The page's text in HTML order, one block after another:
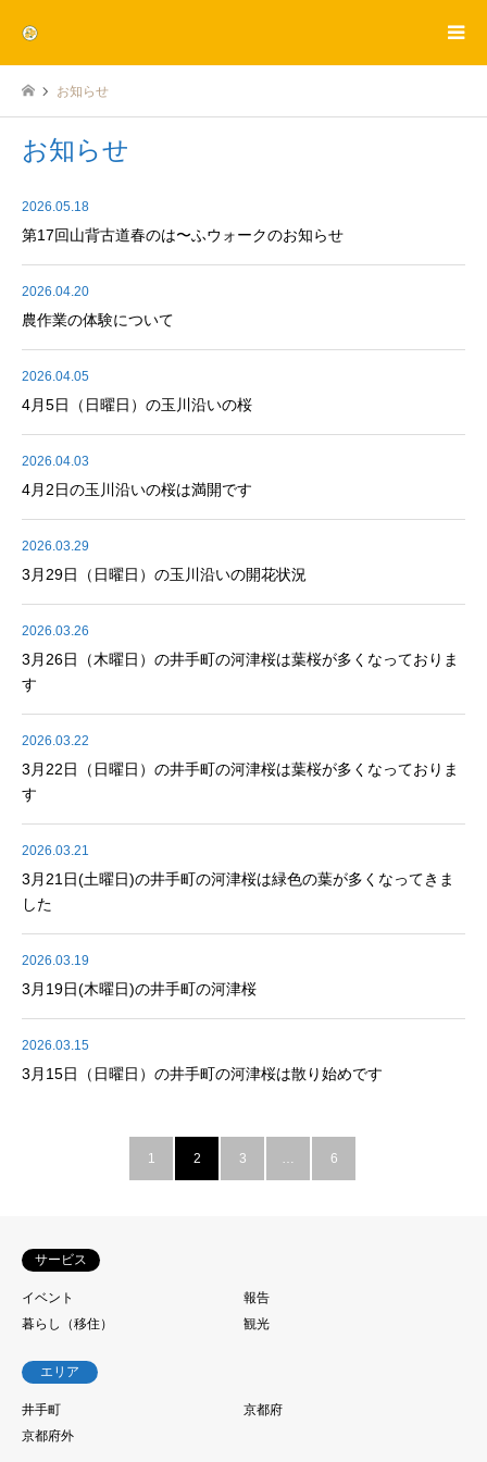
お知らせ
お知らせ
2026.05.18
第17回山背古道春のは〜ふウォークのお知らせ
2026.04.20
農作業の体験について
2026.04.05
4月5日（日曜日）の玉川沿いの桜
2026.04.03
4月2日の玉川沿いの桜は満開です
2026.03.29
3月29日（日曜日）の玉川沿いの開花状況
2026.03.26
3月26日（木曜日）の井手町の河津桜は葉桜が多くなっておりま
す
2026.03.22
3月22日（日曜日）の井手町の河津桜は葉桜が多くなっておりま
す
2026.03.21
3月21日(土曜日)の井手町の河津桜は緑色の葉が多くなってきま
した
2026.03.19
3月19日(木曜日)の井手町の河津桜
2026.03.15
3月15日（日曜日）の井手町の河津桜は散り始めです
1 2 3 … 6
サービス
イベント
報告
暮らし（移住）
観光
エリア
井手町
京都府
京都府外